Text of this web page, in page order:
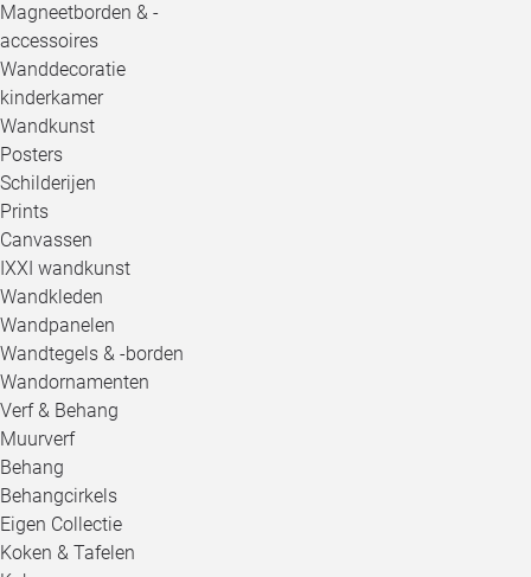
Magneetborden & -
accessoires
Wanddecoratie
kinderkamer
Wandkunst
Posters
Schilderijen
Prints
Canvassen
IXXI wandkunst
Wandkleden
Wandpanelen
Wandtegels & -borden
Wandornamenten
Verf & Behang
Muurverf
Behang
Behangcirkels
Eigen Collectie
Koken & Tafelen